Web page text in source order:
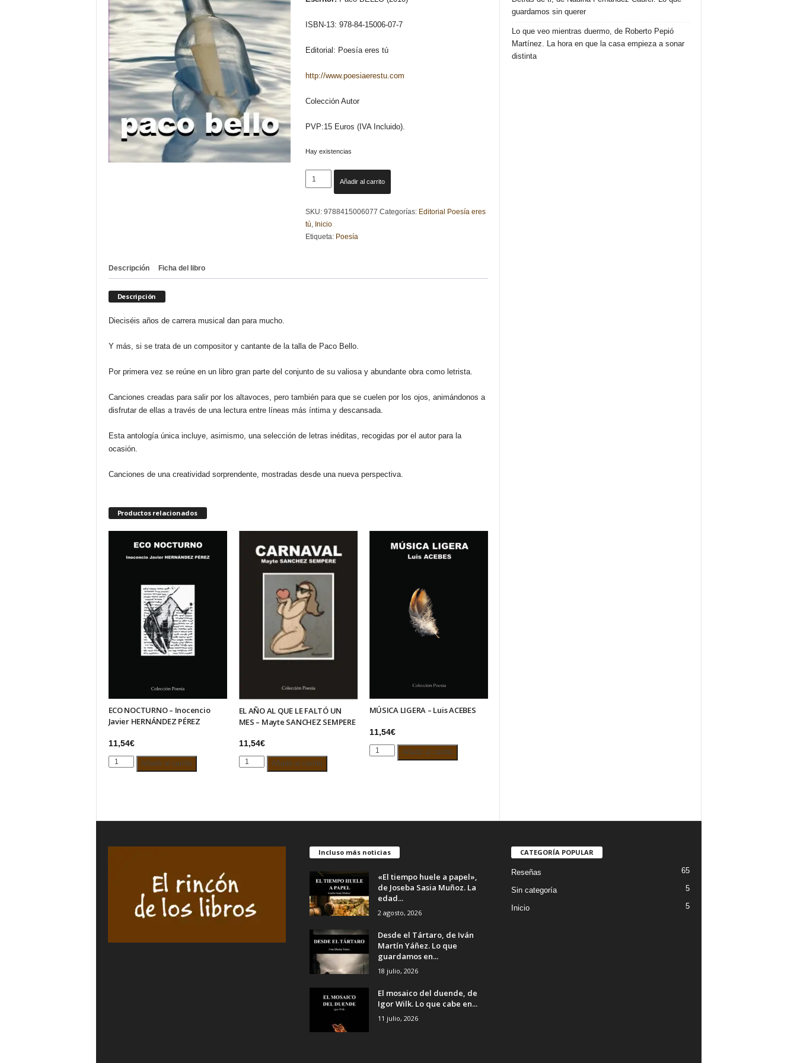
ISBN-13: 978-84-15006-07-7
Editorial: Poesía eres tú
http://www.poesiaerestu.com
Colección Autor
PVP:15 Euros (IVA Incluido).
Hay existencias
PARA
NO
-
PACO
BELLO
Añadir al carrito
SKU:9788415006077 Categorías: Editorial Poesía eres
tú, Inicio
Etiqueta: Poesía
Descripción Ficha del libro
Descripción
Dieciséis años de carrera musical dan para mucho.
Y más, si se trata de un compositor y cantante de la talla de Paco Bello.
Por primera vez se reúne en un libro gran parte del conjunto de su valiosa y abundante obra como letrista.
Canciones creadas para salir por los altavoces, pero también para que se cuelen por los ojos, animándonos a
disfrutar de ellas a través de una lectura entre líneas más íntima y descansada.
Esta antología única incluye, asimismo, una selección de letras inéditas, recogidas por el autor para la
ocasión.
Canciones de una creatividad sorprendente, mostradas desde una nueva perspectiva.
Productos relacionados
ECO NOCTURNO – Inocencio
Javier HERNÁNDEZ PÉREZ
11,54€
ECO
NOCTURNO
HERNÁNDEZ
cantidad
Añadir al carrito
EL AÑO AL QUE LE FALTÓ UN
MES – Mayte SANCHEZ SEMPERE
11,54€
EL
FALTÓ
MES
cantidad
Añadir al carrito
MÚSICA LIGERA – Luis ACEBES
11,54€
MÚSICA
Añadir al carrito
guardamos sin querer
Lo que veo mientras duermo, de Roberto Pepió
Martínez. La hora en que la casa empieza a sonar
distinta
Incluso más noticias
«El tiempo huele a papel»,
de Joseba Sasia Muñoz. La
edad...
2 agosto, 2026
Desde el Tártaro, de Iván
Martín Yáñez. Lo que
guardamos en...
18 julio, 2026
El mosaico del duende, de
Igor Wilk. Lo que cabe en...
11 julio, 2026
CATEGORÍA POPULAR
Reseñas 65
Sin categoría 5
Inicio 5